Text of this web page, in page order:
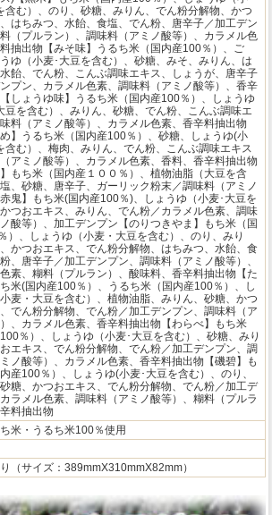
含む）、のり、砂糖、みりん、でん粉分解物、かつ
はちみつ、水飴、食塩、でん粉、唐辛子／加工デン
（プルラン）、調味料（アミノ酸等）、カラメル色
抽出物【みそ味】うるち米（国内産100％）、ご
ゆ（小麦･大豆を含む）、砂糖、みそ、みりん、は
飴、でん粉、こんぶ調味エキス、しょうが、唐辛子
プン、カラメル色素、調味料（アミノ酸等）、香辛
しょうゆ味】うるち米（国内産100％）、しょうゆ
豆を含む）、みりん、砂糖、でん粉、こんぶ調味エ
料（アミノ酸等）、カラメル色素、香辛料抽出物
め】うるち米（国内産100％）、砂糖、しょうゆ(小
含む）、梅肉、みりん、でん粉、こんぶ調味エキス
アミノ酸等）、カラメル色素、香料、香辛料抽出物
】もち米（国内産１００％）、植物油脂（大豆を含
、砂糖、唐辛子、ガーリック粉末／調味料（アミノ
鬼】もち米(国内産100％)、しょうゆ（小麦･大豆を
つおエキス、みりん、でん粉／カラメル色素、調味
酸等）、加工デンプン【のりつきやま】もち米（国
）、しょうゆ（小麦・大豆を含む）、のり、みり
かつおエキス、でん粉分解物、はちみつ、水飴、食
、唐辛子／加工デンプン、調味料（アミノ酸等）、
素、糊料（プルラン）、酸味料、香辛料抽出物【た
米(国内産100％）、うるち米（国内産100％）、し
麦・大豆を含む）、植物油脂、みりん、砂糖、かつ
でん粉分解物、でん粉／加工デンプン、調味料（ア
、カラメル色素、香辛料抽出物【わらべ】もち米
100％）、しょうゆ（小麦･大豆を含む）、砂糖、みり
エキス、でん粉分解物、でん粉／加工デンプン、調
ノ酸等）、カラメル色素、香辛料抽出物【磯碧】も
産100％）、しょうゆ(小麦･大豆を含む）、のり、
糖、かつおエキス、でん粉分解物、でん粉／加工デ
ラメル色素、調味料（アミノ酸等）、糊料（プルラ
料抽出物
米・うるち米100％使用
（サイズ：389mmX310mmX82mm）